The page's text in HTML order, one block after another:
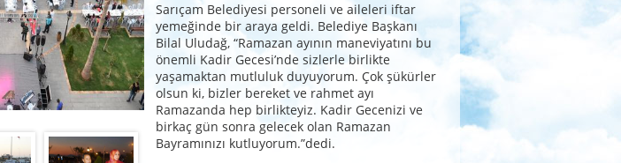
Sarıçam Belediyesi personeli ve aileleri iftar
yemeğinde bir araya geldi. Belediye Başkanı
Bilal Uludağ, “Ramazan ayının maneviyatını bu
önemli Kadir Gecesi’nde sizlerle birlikte
yaşamaktan mutluluk duyuyorum. Çok şükürler
olsun ki, bizler bereket ve rahmet ayı
Ramazanda hep birlikteyiz. Kadir Gecenizi ve
birkaç gün sonra gelecek olan Ramazan
Bayramınızı kutluyorum.”dedi.